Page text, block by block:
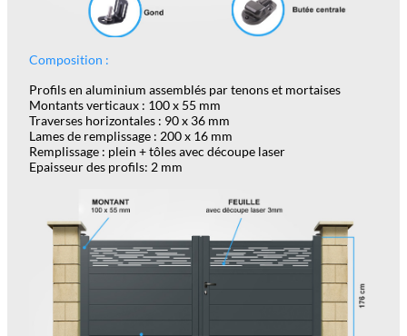
Composition :
Profils en aluminium assemblés par tenons et mortaises
Montants verticaux : 100 x 55 mm
Traverses horizontales : 90 x 36 mm
Lames de remplissage : 200 x 16 mm
Remplissage : plein + tôles avec découpe laser
Epaisseur des profils: 2 mm